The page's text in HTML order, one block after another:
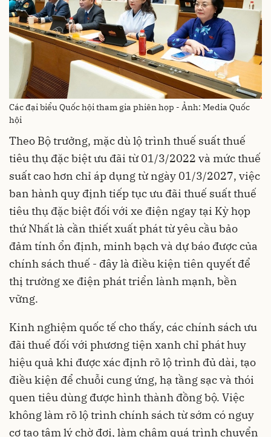
Các đại biểu Quốc hội tham gia phiên họp - Ảnh: Media Quốc
hội
Theo Bộ trưởng, mặc dù lộ trình thuế suất thuế
tiêu thụ đặc biệt ưu đãi từ 01/3/2022 và mức thuế
suất cao hơn chỉ áp dụng từ ngày 01/3/2027, việc
ban hành quy định tiếp tục ưu đãi thuế suất thuế
tiêu thụ đặc biệt đối với xe điện ngay tại Kỳ họp
thứ Nhất là cần thiết xuất phát từ yêu cầu bảo
đảm tính ổn định, minh bạch và dự báo được của
chính sách thuế - đây là điều kiện tiên quyết để
thị trường xe điện phát triển lành mạnh, bền
vững.
Kinh nghiệm quốc tế cho thấy, các chính sách ưu
đãi thuế đối với phương tiện xanh chỉ phát huy
hiệu quả khi được xác định rõ lộ trình đủ dài, tạo
điều kiện để chuỗi cung ứng, hạ tầng sạc và thói
quen tiêu dùng được hình thành đồng bộ. Việc
không làm rõ lộ trình chính sách từ sớm có nguy
cơ tạo tâm lý chờ đợi, làm chậm quá trình chuyển